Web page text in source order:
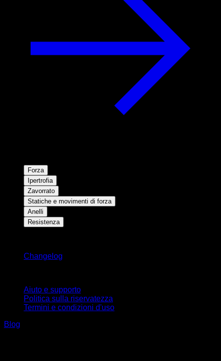
Forza
Ipertrofia
Zavorrato
Statiche e movimenti di forza
Anelli
Resistenza
Changelog
Aiuto e supporto
Politica sulla riservatezza
Termini e condizioni d'uso
Blog